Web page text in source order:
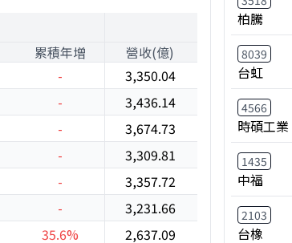
累積年增
-
-
-
-
-
-
35.6%
營收(億) 年增
3,350.04
20.4%
3,436.14
24.5%
3,674.73
16.9%
3,309.81
31.4%
3,357.72
33.8%
3,231.66
25.8%
2,637.09
26.9%
柏騰
8039
台虹
4566
時碩工業
1435
中福
2103
台橡